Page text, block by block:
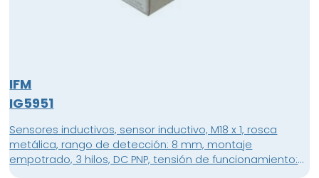
IFM
IG5951
Sensores inductivos, sensor inductivo, M18 x 1, rosca
metálica, rango de detección: 8 mm, montaje
empotrado, 3 hilos, DC PNP, tensión de funcionamiento:
10 ... 36 V DC, consumo de corriente: 15 mA, normalmente